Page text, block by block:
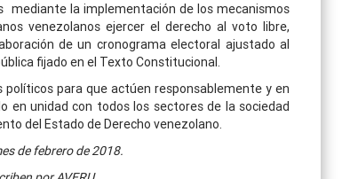
mediante la implementación de los mecanismos
venezolanos ejercer el derecho al voto libre,
de un cronograma electoral ajustado al
fijado en el Texto Constitucional.
para que actúen responsablemente y en
en unidad con todos los sectores de la sociedad
del Estado de Derecho venezolano.
de febrero de 2018.